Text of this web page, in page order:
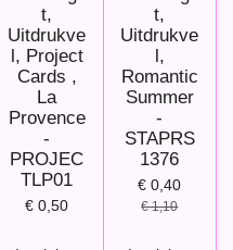
t,
Uitdrukve
l, Project
Cards ,
La
Provence
-
PROJEC
TLP01
€ 0,50
t,
Uitdrukve
l,
Romantic
Summer
-
STAPRS
1376
€ 0,40
€ 1,10